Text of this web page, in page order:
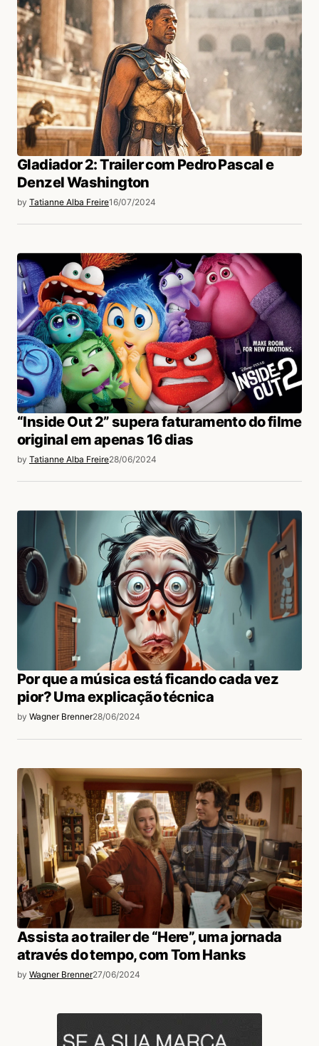
Gladiador 2: Trailer com Pedro Pascal e
Denzel Washington
by Tatianne Alba Freire16/07/2024
“Inside Out 2” supera faturamento do filme
original em apenas 16 dias
by Tatianne Alba Freire28/06/2024
Por que a música está ficando cada vez
pior? Uma explicação técnica
by Wagner Brenner28/06/2024
Assista ao trailer de “Here”, uma jornada
através do tempo, com Tom Hanks
by Wagner Brenner27/06/2024